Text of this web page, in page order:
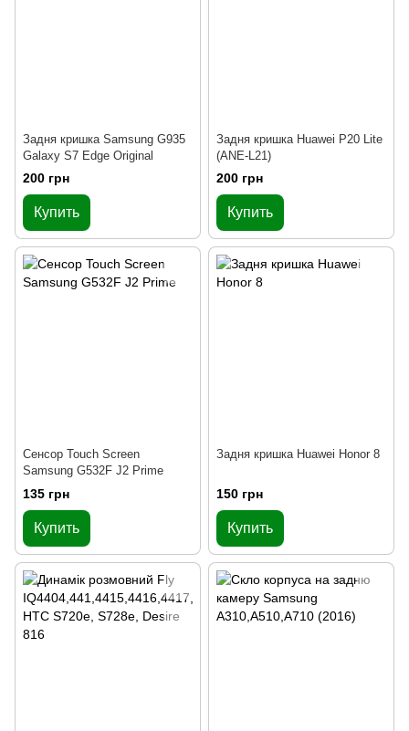
Задня кришка Samsung G935
Galaxy S7 Edge Original
200 грн
Купить
Задня кришка Huawei P20 Lite
(ANE-L21)
200 грн
Купить
Сенсор Touch Screen
Samsung G532F J2 Prime
135 грн
Купить
Задня кришка Huawei Honor 8
150 грн
Купить